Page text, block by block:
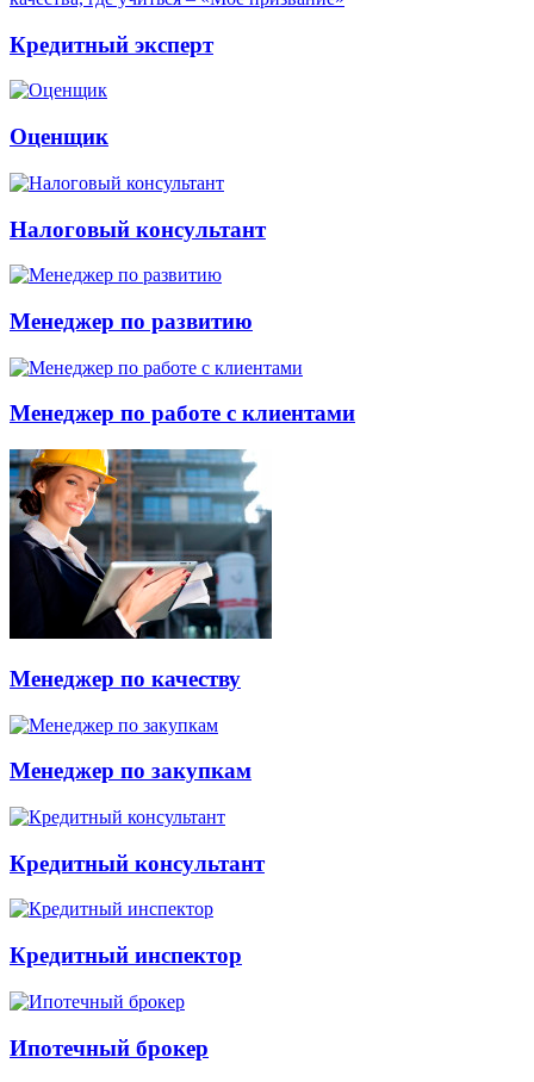
Кредитный эксперт
Оценщик
Налоговый консультант
Менеджер по развитию
Менеджер по работе с клиентами
Менеджер по качеству
Менеджер по закупкам
Кредитный консультант
Кредитный инспектор
Ипотечный брокер